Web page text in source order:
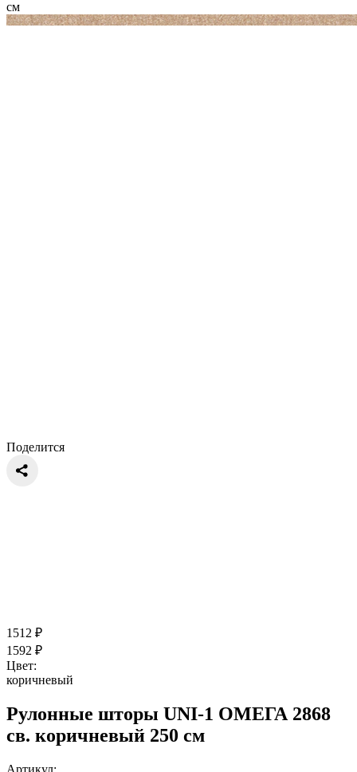
Поделится
1512 ₽
1592 ₽
Цвет:
коричневый
Рулонные шторы UNI-1 ОМЕГА 2868
св. коричневый 250 см
Артикул: